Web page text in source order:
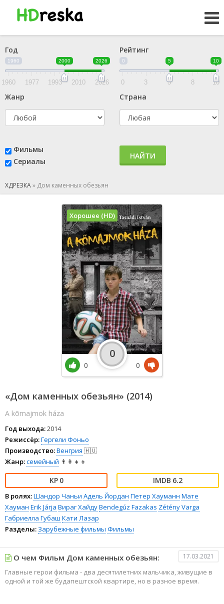
Год
1960 2000 2026
1960 1977 1993 2010 2026
Рейтинг
0 5 10
0 3 5 8 10
Жанр Страна
Фильмы
Сериалы
НАЙТИ
ХДРЕЗКА» Дом каменных обезьян
«Дом каменных обезьян» (2014)
A kõmajmok háza
Год выхода:2014
Режиссёр:Гергели Фоньо
Производство:Венгрия 🇭🇺
Жанр:семейный 👨‍👩‍👧‍👦
0 6.2
В ролях:Шандор Чаньи Адель Йордан Петер Хауманн Мате
Хауман Erik Járja Вираг ХайдуBendegúz Fazakas Zétény Varga
Габриелла Губаш Кати Лазар
Разделы: Зарубежные фильмы Фильмы
Хорошее (HD)
0
0
0
О чем Фильм Дом каменных обезьян: 17.03.2021
Главные герои фильма - два десятилетних мальчика, живущие в
одной и той же будапештской квартире, но в разное время.